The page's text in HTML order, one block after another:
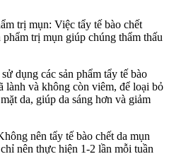
trị mụn: Việc tẩy tế bào chết
trị mụn giúp chúng thẩm thấu
dụng các sản phẩm tẩy tế bào
lành và không còn viêm, để loại bỏ
da, giúp da sáng hơn và giảm
nên tẩy tế bào chết da mụn
nên thực hiện 1-2 lần mỗi tuần